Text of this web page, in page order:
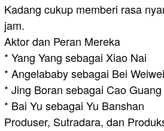
Kadang cukup memberi rasa
jam.
Aktor dan Peran Mereka
* Yang Yang sebagai Xiao Nai
* Angelababy sebagai Bei Weiwei
* Jing Boran sebagai Cao Guang
* Bai Yu sebagai Yu Banshan
Produser, Sutradara, dan